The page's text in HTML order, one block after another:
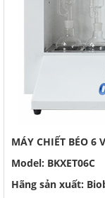
MÁY CHIẾT BÉO 6
Model: BKXET06C
Hãng sản xuất: